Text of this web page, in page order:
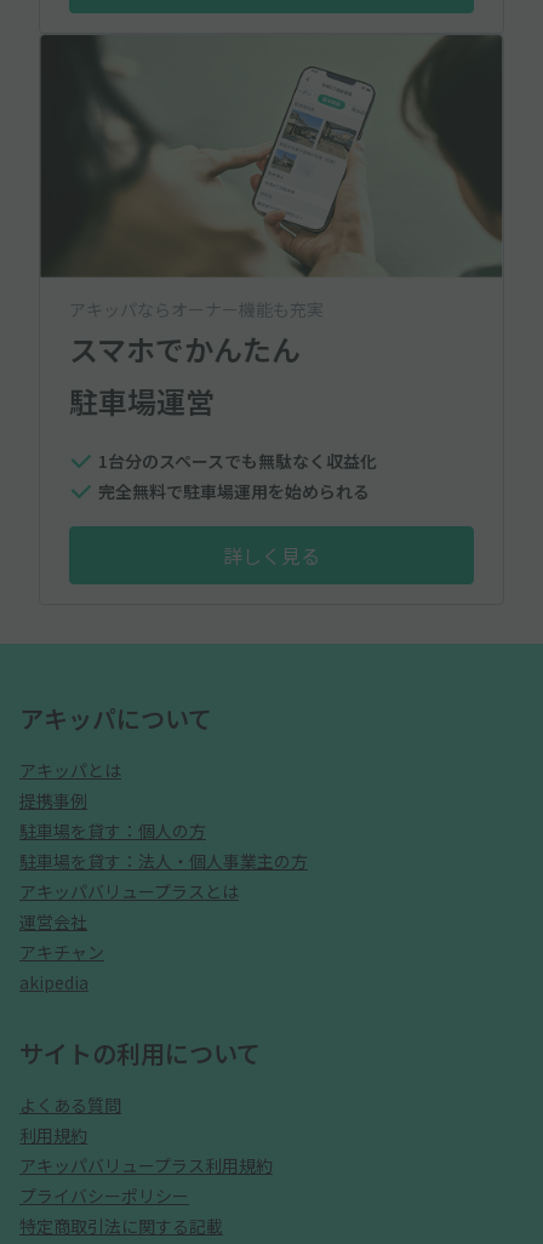
アキッパならオーナー機能も充実
スマホでかんたん
駐車場運営
1台分のスペースでも無駄なく収益化
完全無料で駐車場運用を始められる
詳しく見る
アキッパについて
アキッパとは
提携事例
駐車場を貸す：個人の方
駐車場を貸す：法人・個人事業主の方
アキッパバリュープラスとは
運営会社
アキチャン
akipedia
サイトの利用について
よくある質問
利用規約
アキッパバリュープラス利用規約
プライバシーポリシー
特定商取引法に関する記載